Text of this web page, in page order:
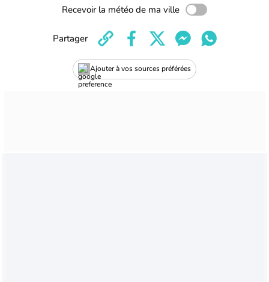
Recevoir la météo de ma ville
Ajouter à vos sources préférées
Partager